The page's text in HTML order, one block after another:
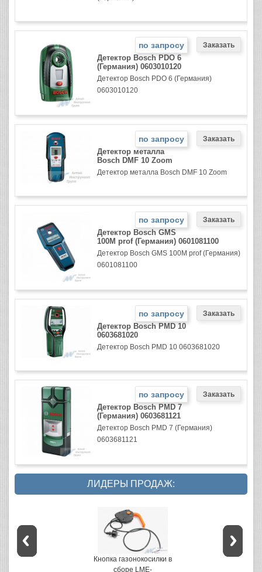
по запросу
Детектор Bosch PDO 6
(Германия) 0603010120
Детектор Bosch PDO 6 (Германия)
0603010120
по запросу
Детектор металла
Bosch DMF 10 Zoom
Детектор металла Bosch DMF 10 Zoom
по запросу
Детектор Bosch GMS
100M prof (Германия) 0601081100
Детектор Bosch GMS 100M prof (Германия)
0601081100
по запросу
Детектор Bosch PMD 10
0603681020
Детектор Bosch PMD 10 0603681020
по запросу
Детектор Bosch PMD 7
(Германия) 0603681121
Детектор Bosch PMD 7 (Германия)
0603681121
ЛИДЕРЫ ПРОДАЖ:
Кнопка газонокосилки в
сборе LME-